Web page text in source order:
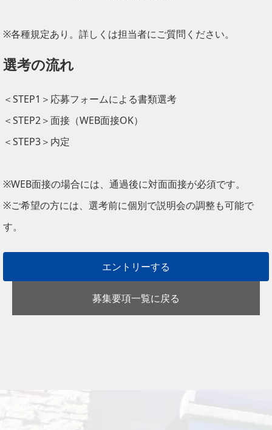
※各種規定あり。詳しくは担当者にご質問ください。
選考の流れ
＜STEP1＞応募フォームによる書類選考
＜STEP2＞面接（WEB面接OK）
＜STEP3＞内定
※WEB面接の場合には、通過後に対面面接が必須です。
※ご希望の方には、選考前に個別で説明会の調整も可能で
す。
エントリーする
募集要項一覧に戻る